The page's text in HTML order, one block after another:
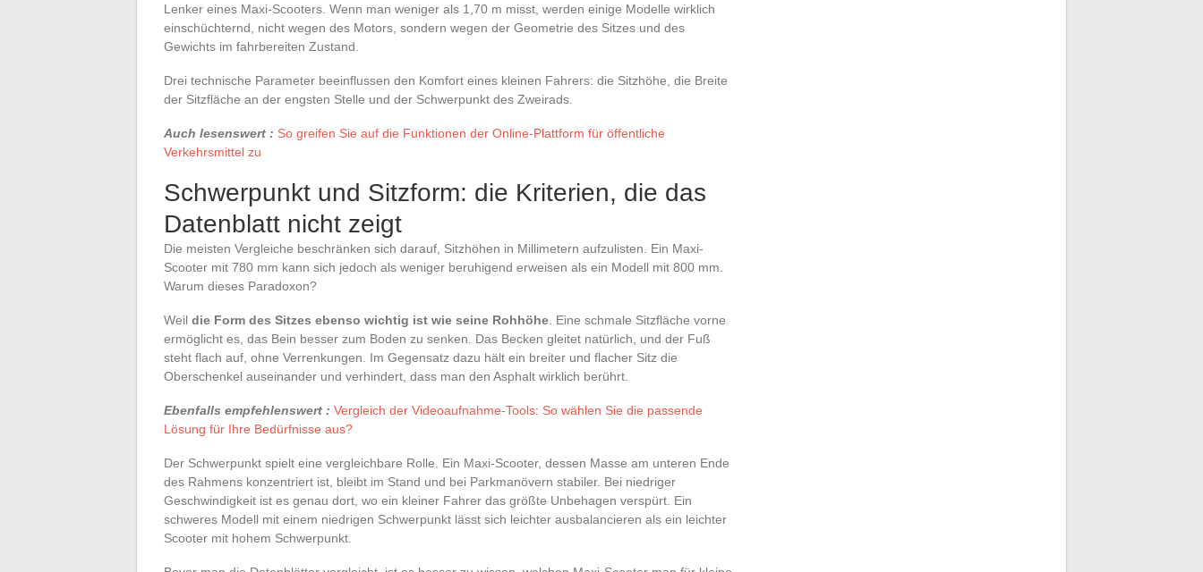
Lenker eines Maxi-Scooters. Wenn man weniger als 1,70 m misst, werden einige Modelle wirklich
einschüchternd, nicht wegen des Motors, sondern wegen der Geometrie des Sitzes und des
Gewichts im fahrbereiten Zustand.
Drei technische Parameter beeinflussen den Komfort eines kleinen Fahrers: die Sitzhöhe, die Breite
der Sitzfläche an der engsten Stelle und der Schwerpunkt des Zweirads.
Auch lesenswert : So greifen Sie auf die Funktionen der Online-Plattform für öffentliche
Verkehrsmittel zu
Schwerpunkt und Sitzform: die Kriterien, die das
Datenblatt nicht zeigt
Die meisten Vergleiche beschränken sich darauf, Sitzhöhen in Millimetern aufzulisten. Ein Maxi-
Scooter mit 780 mm kann sich jedoch als weniger beruhigend erweisen als ein Modell mit 800 mm.
Warum dieses Paradoxon?
Weil die Form des Sitzes ebenso wichtig ist wie seine Rohhöhe . Eine schmale Sitzfläche vorne
ermöglicht es, das Bein besser zum Boden zu senken. Das Becken gleitet natürlich, und der Fuß
steht flach auf, ohne Verrenkungen. Im Gegensatz dazu hält ein breiter und flacher Sitz die
Oberschenkel auseinander und verhindert, dass man den Asphalt wirklich berührt.
Ebenfalls empfehlenswert : Vergleich der Videoaufnahme-Tools: So wählen Sie die passende
Lösung für Ihre Bedürfnisse aus?
Der Schwerpunkt spielt eine vergleichbare Rolle. Ein Maxi-Scooter, dessen Masse am unteren Ende
des Rahmens konzentriert ist, bleibt im Stand und bei Parkmanövern stabiler. Bei niedriger
Geschwindigkeit ist es genau dort, wo ein kleiner Fahrer das größte Unbehagen verspürt. Ein
schweres Modell mit einem niedrigen Schwerpunkt lässt sich leichter ausbalancieren als ein leichter
Scooter mit hohem Schwerpunkt.